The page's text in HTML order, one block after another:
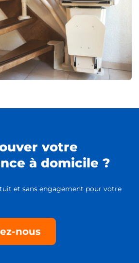
votre
à domicile ?
et sans engagement pour votre
nous